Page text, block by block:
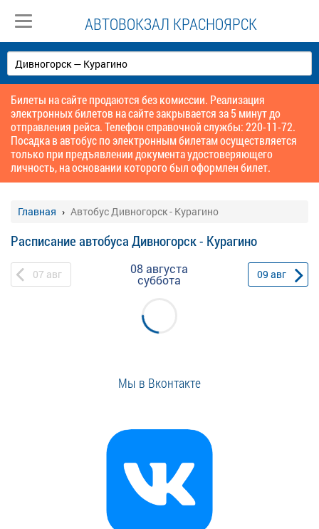
АВТОВОКЗАЛ КРАСНОЯРСК
Билеты на сайте продаются без комиссии. Реализация
электронных билетов на сайте закрывается за 5 минут до
отправления рейса. Телефон справочной службы: 220-11-72.
Посадка в автобус по электронным билетам осуществляется
только при предъявлении документа удостоверяющего
личность, на основании которого был оформлен билет.
Главная Автобус Дивногорск - Курагино
Расписание автобуса Дивногорск - Курагино
07 авг 08 августа
суббота 09 авг
Мы в Вконтакте